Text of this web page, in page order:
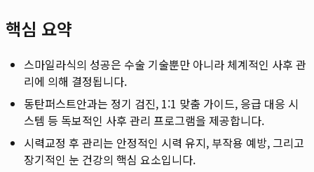
핵심 요약
스마일라식의 성공은 수술 기술뿐만 아니라 체계적인 사후 관
리에 의해 결정됩니다.
동탄퍼스트안과는 정기 검진, 1:1 맞춤 가이드, 응급 대응 시
스템 등 독보적인 사후 관리 프로그램을 제공합니다.
시력교정 후 관리는 안정적인 시력 유지, 부작용 예방, 그리고
장기적인 눈 건강의 핵심 요소입니다.